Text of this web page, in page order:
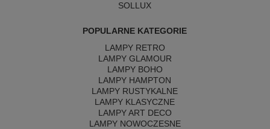
SOLLUX
POPULARNE KATEGORIE
LAMPY RETRO
LAMPY GLAMOUR
LAMPY BOHO
LAMPY HAMPTON
LAMPY RUSTYKALNE
LAMPY KLASYCZNE
LAMPY ART DECO
LAMPY NOWOCZESNE